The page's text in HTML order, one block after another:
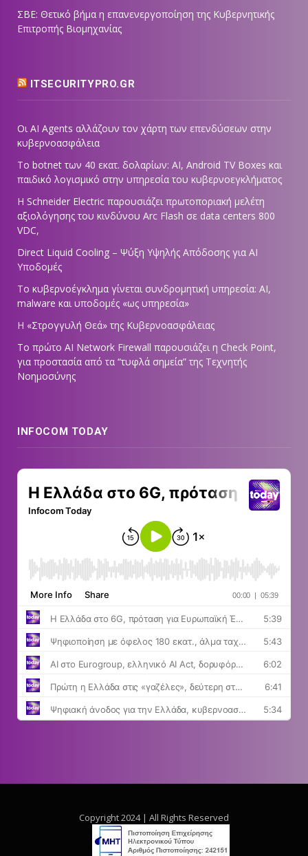
ΣΒΕ: Θετικό βήμα η επανενεργοποίηση της Κυβερνητικής
Επιτροπής Βιομηχανίας
ITSECURITYPRO.GR
Οι AI Agents αλλάζουν τον χάρτη των επενδύσεων στην
κυβερνοασφάλεια
Το botnet των 40 εκατ. δολαρίων: AI, Android TV Boxes και
παιδικό λογισμικό στην υπηρεσία του κυβερνοεγκλήματος
Η Schneider Electric παρουσιάζει πρωτοποριακή μελέτη
αξιολόγησης του κινδύνου Arc Flash σε data centers 800
VDC,
Direct Liquid Cooling – Ψύξη Υψηλής Απόδοσης για AI
Υποδομές
Το κυβερνοέγκλημα γίνεται συνδρομητική υπηρεσία: AI,
malware και υποδομές «ως υπηρεσία»
Η «Στρογγυλή Θεά» της Κυβερνοασφάλειας
Tο πρώτο AI Network Firewall παρουσιάζει η Check Point,
για προστασία από τα “τυφλά σημεία” της Τεχνητής
Νοημοσύνης
INFOCOM TODAY
Copyright 2024 | All Rights Reserved